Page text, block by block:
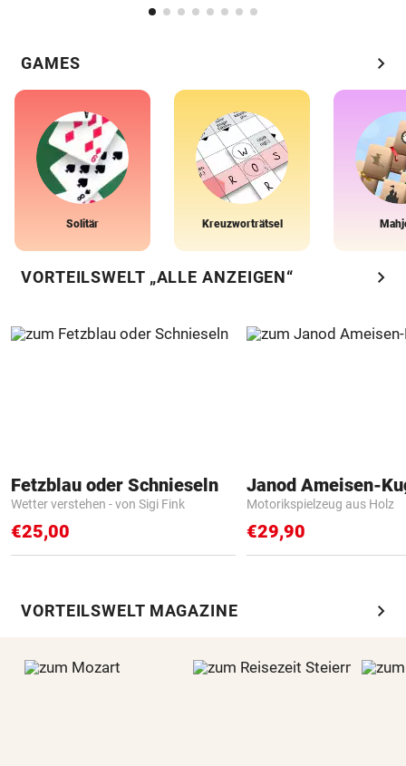
GAMES chevron_right
Solitär Kreuzworträtsel
VORTEILSWELT „ALLE ANZEIGEN“ chevron_right
Fetzblau oder Schnieseln
Wetter verstehen - von Sigi Fink
€25,00
Janod Ameisen-
Motorikspielzeug aus Holz
€29,90
VORTEILSWELT MAGAZINE chevron_right